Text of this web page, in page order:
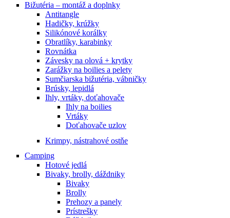
Bižutéria – montáž a doplnky
Antitangle
Hadičky, krúžky
Silikónové korálky
Obratlíky, karabinky
Rovnátka
Závesky na olová + krytky
Zarážky na boilies a pelety
Sumčiarska bižutéria, vábničky
Brúsky, lepidlá
Ihly, vrtáky, doťahovače
Ihly na boilies
Vrtáky
Doťahovače uzlov
Krimpy, nástrahové ostňe
Camping
Hotové jedlá
Bivaky, brolly, dáždniky
Bivaky
Brolly
Prehozy a panely
Prístrešky